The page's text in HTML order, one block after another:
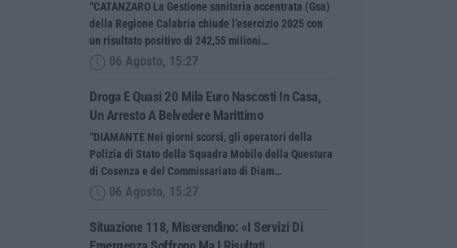
“CATANZARO La Gestione sanitaria accentrata (Gsa)
della Regione Calabria chiude l’esercizio 2025 con
un risultato positivo di 242,55 milioni…
06 Agosto, 15:27
Droga E Quasi 20 Mila Euro Nascosti In Casa,
Un Arresto A Belvedere Marittimo
“DIAMANTE Nei giorni scorsi, gli operatori della
Polizia di Stato della Squadra Mobile della Questura
di Cosenza e del Commissariato di Diam…
06 Agosto, 15:27
Situazione 118, Miserendino: «I Servizi Di